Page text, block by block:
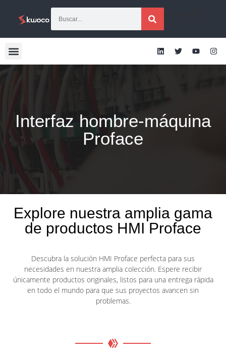
Interfaz hombre-máquina
Proface
Explore nuestra amplia gama
de productos HMI Proface
Descubra la solución HMI Proface perfecta para sus
necesidades en nuestra amplia colección. Espere recibir
únicamente productos originales, listos para una entrega rápida
en todo el mundo para que sus proyectos avancen sin
problemas.